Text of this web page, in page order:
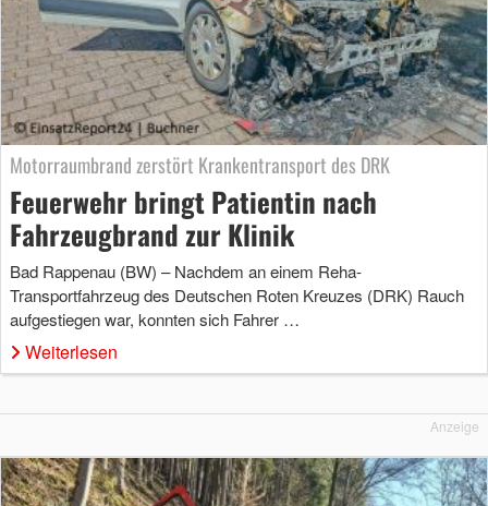
Motorraumbrand zerstört Krankentransport des DRK
Feuerwehr bringt Patientin nach
Fahrzeugbrand zur Klinik
Bad Rappenau (BW) – Nachdem an einem Reha-
Transportfahrzeug des Deutschen Roten Kreuzes (DRK) Rauch
aufgestiegen war, konnten sich Fahrer …
Weiterlesen
Anzeige